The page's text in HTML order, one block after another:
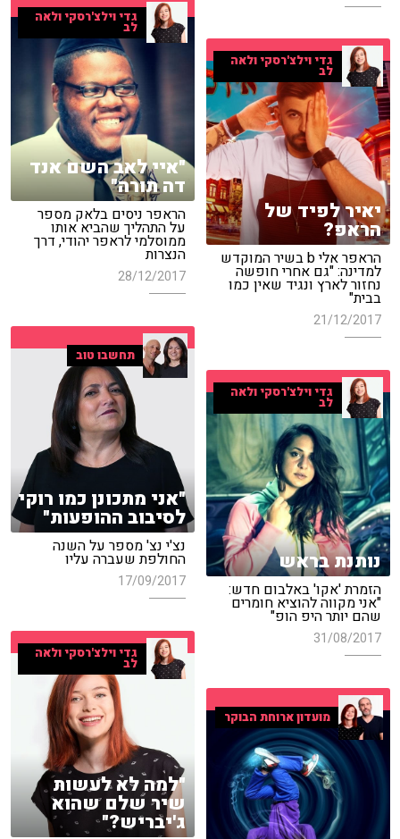
גדי וילצ'רסקי ולאה
לב
"איי לאב השם אנד
דה תורה"
הראפר ניסים בלאק מספר
על התהליך שהביא אותו
ממוסלמי לראפר יהודי, דרך
הנצרות
28/12/2017
גדי וילצ'רסקי ולאה
לב
יאיר לפיד של
הראפ?
הראפר אלי b בשיר המוקדש
למדינה: "גם אחרי חופשה
נחזור לארץ ונגיד שאין כמו
בבית"
21/12/2017
תחשבו טוב
"אני מתכונן כמו רוקי
לסיבוב ההופעות"
נצ'י נצ' מספר על השנה
החולפת שעברה עליו
17/09/2017
גדי וילצ'רסקי ולאה
לב
נותנת בראש
הזמרת 'אקו' באלבום חדש:
"אני מקווה להוציא חומרים
שהם יותר היפ הופ"
31/08/2017
גדי וילצ'רסקי ולאה
לב
"למה לא לעשות
שיר שלם שהוא
ג'יבריש?"
מועדון ארוחת הבוקר